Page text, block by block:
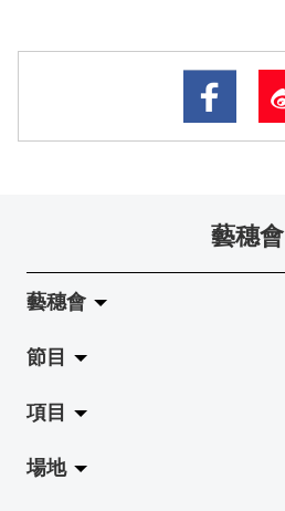
藝穗會
藝穗會
關於藝穗會
藝穗會的演化
使命與宗旨
節目
拉闊
展覽
項目
Jazz-Go-Central, Jazz-Go-Fringe
場地